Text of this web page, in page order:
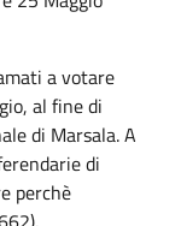
a votare
al fine di
di Marsala. A
di
perchè